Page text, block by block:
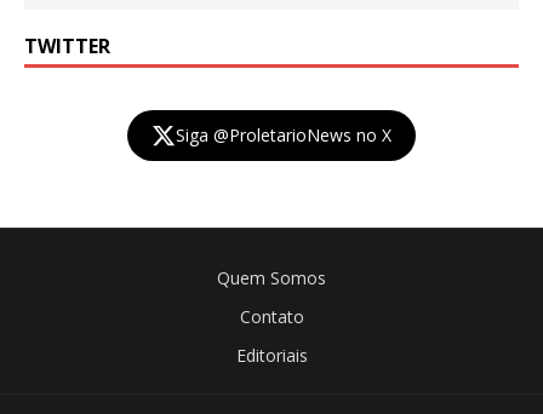
TWITTER
Siga @ProletarioNews no X
Quem Somos
Contato
Editoriais